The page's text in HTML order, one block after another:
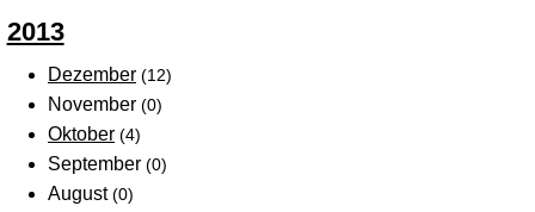
2013
Dezember (12)
November (0)
Oktober (4)
September (0)
August (0)